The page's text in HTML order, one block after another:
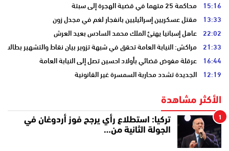
15:16 محاكمة 25 متهما في قضية الهجرة إلى سبتة
13:33 مقتل عسكريين إسرائيليين بانفجار لغم في مجدل زون
22:02 عاهل إسبانيا يهنئ الملك محمد السادس بعيد العرش
21:33 مراكش: النيابة العامة تحقق في شبهة تزوير بيان نقاط والتشهير بطالب
16:44 عرقلة مفوض قضائي بأولاد احسين تصل إلى النيابة العامة
12:19 الجديدة تشدد محاربة السمسرة غير القانونية
الأكثر مشاهدة
1
تركيا: استطلاع رأي يرجح فوز أردوغان في
الجولة الثانية من…